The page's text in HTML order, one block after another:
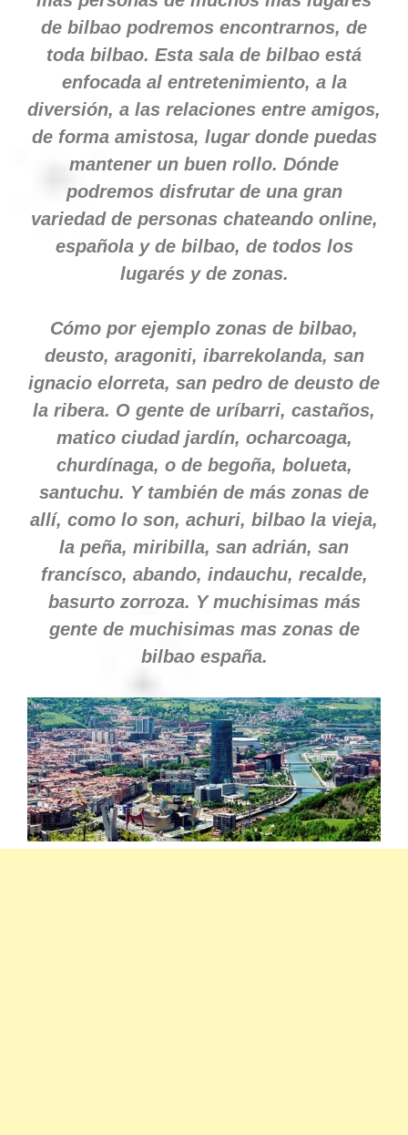
de bilbao podremos encontrarnos, de
toda bilbao. Esta sala de bilbao está
enfocada al entretenimiento, a la
diversión, a las relaciones entre amigos,
de forma amistosa, lugar donde puedas
mantener un buen rollo. Dónde
podremos disfrutar de una gran
variedad de personas chateando online,
española y de bilbao, de todos los
lugarés y de zonas.
Cómo por ejemplo zonas de bilbao,
deusto, aragoniti, ibarrekolanda, san
ignacio elorreta, san pedro de deusto de
la ribera. O gente de uríbarri, castaños,
matico ciudad jardín, ocharcoaga,
churdínaga, o de begoña, bolueta,
santuchu. Y también de más zonas de
allí, como lo son, achuri, bilbao la vieja,
la peña, miribilla, san adrián, san
francísco, abando, indauchu, recalde,
basurto zorroza. Y muchisimas más
gente de muchisimas mas zonas de
bilbao españa.